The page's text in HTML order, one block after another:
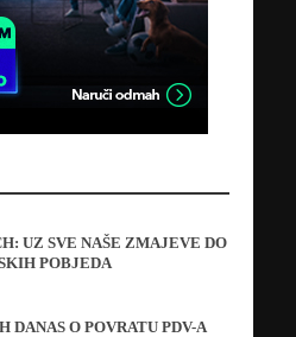
UZ SVE NAŠE ZMAJEVE DO
POBJEDA
DANAS O POVRATU PDV-A